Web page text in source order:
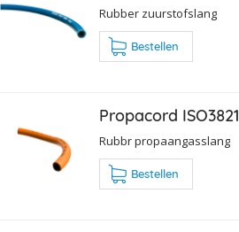
Rubber zuurstofslang
Bestellen
Propacord ISO3821
Rubbr propaangasslang
Bestellen